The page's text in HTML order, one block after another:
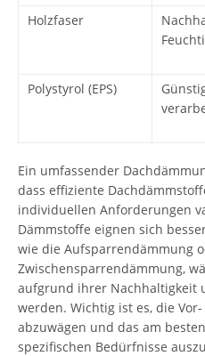
Holzfaser
Polystyrol (EPS)
Ein umfassender
dass effiziente
individuellen Anforderungen
Dämmstoffe eignen sich
wie die Aufsparrendämmung
Zwischensparrendämmung,
aufgrund ihrer Nachhaltigkeit
werden. Wichtig ist es, die
abzuwägen und das am
spezifischen Bedürfnisse